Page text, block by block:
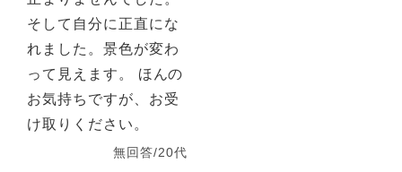
そして自分に正直にな
れました。景色が変わ
って見えます。 ほんの
お気持ちですが、お受
け取りください。
無回答/20代